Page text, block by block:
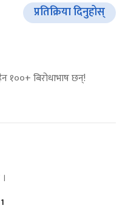
प्रतिक्रिया दिनुहोस्
१००+ बिरोधाभाष छन्!
1